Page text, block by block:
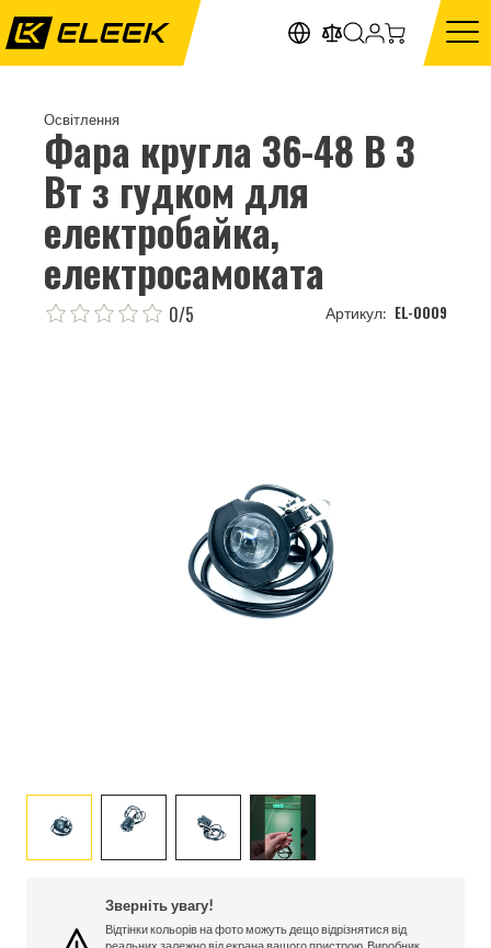
Освітлення
Фара кругла 36-48 В 3
Вт з гудком для
електробайка,
електросамоката
0/5 Артикул: EL-0009
Зверніть увагу!
Відтінки кольорів на фото можуть дещо відрізнятися від